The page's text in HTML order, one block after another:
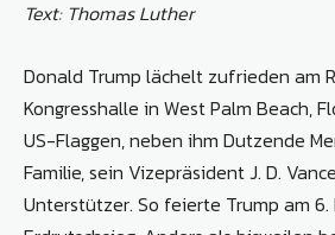
Text: Thomas Luther
Donald Trump lächelt zufrieden am
Kongresshalle in West Palm Beach,
US-Flaggen, neben ihm Dutzende
Familie, sein Vizepräsident J. D.
Unterstützer. So feierte Trump am 6.